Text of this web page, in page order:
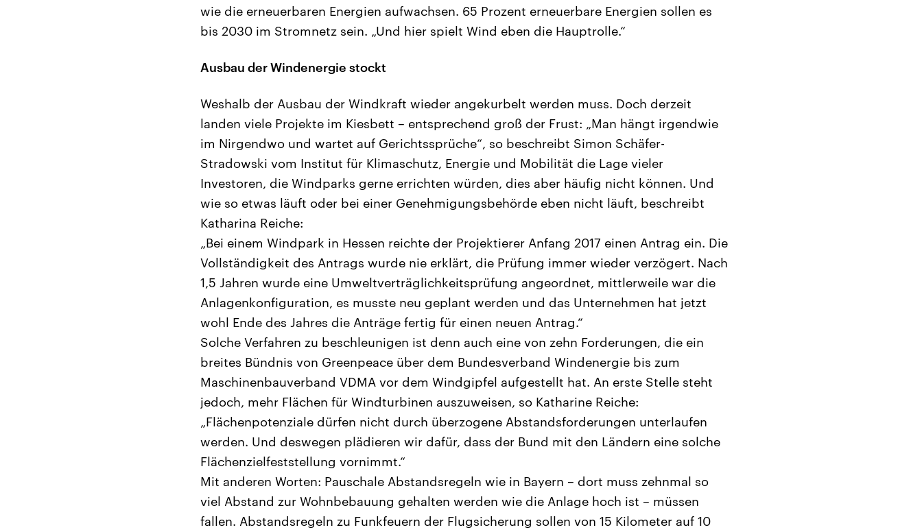
wie die erneuerbaren Energien aufwachsen. 65 Prozent erneuerbare Energien sollen es
bis 2030 im Stromnetz sein. „Und hier spielt Wind eben die Hauptrolle.“
Ausbau der Windenergie stockt
Weshalb der Ausbau der Windkraft wieder angekurbelt werden muss. Doch derzeit
landen viele Projekte im Kiesbett – entsprechend groß der Frust: „Man hängt irgendwie
im Nirgendwo und wartet auf Gerichtssprüche“, so beschreibt Simon Schäfer-
Stradowski vom Institut für Klimaschutz, Energie und Mobilität die Lage vieler
Investoren, die Windparks gerne errichten würden, dies aber häufig nicht können. Und
wie so etwas läuft oder bei einer Genehmigungsbehörde eben nicht läuft, beschreibt
Katharina Reiche:
„Bei einem Windpark in Hessen reichte der Projektierer Anfang 2017 einen Antrag ein. Die
Vollständigkeit des Antrags wurde nie erklärt, die Prüfung immer wieder verzögert. Nach
1,5 Jahren wurde eine Umweltverträglichkeitsprüfung angeordnet, mittlerweile war die
Anlagenkonfiguration, es musste neu geplant werden und das Unternehmen hat jetzt
wohl Ende des Jahres die Anträge fertig für einen neuen Antrag.“
Solche Verfahren zu beschleunigen ist denn auch eine von zehn Forderungen, die ein
breites Bündnis von Greenpeace über dem Bundesverband Windenergie bis zum
Maschinenbauverband VDMA vor dem Windgipfel aufgestellt hat. An erste Stelle steht
jedoch, mehr Flächen für Windturbinen auszuweisen, so Katharine Reiche:
„Flächenpotenziale dürfen nicht durch überzogene Abstandsforderungen unterlaufen
werden. Und deswegen plädieren wir dafür, dass der Bund mit den Ländern eine solche
Flächenzielfeststellung vornimmt.“
Mit anderen Worten: Pauschale Abstandsregeln wie in Bayern – dort muss zehnmal so
viel Abstand zur Wohnbebauung gehalten werden wie die Anlage hoch ist – müssen
fallen. Abstandsregeln zu Funkfeuern der Flugsicherung sollen von 15 Kilometer auf 10